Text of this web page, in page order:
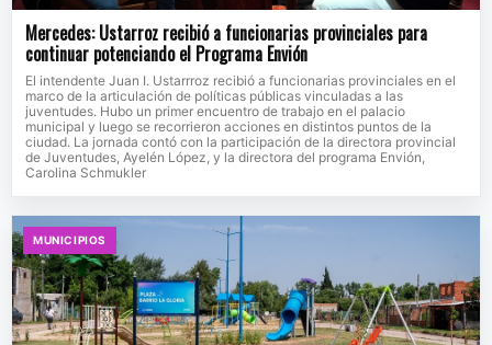
Mercedes: Ustarroz recibió a funcionarias provinciales para
continuar potenciando el Programa Envión
El intendente Juan I. Ustarrroz recibió a funcionarias provinciales en el
marco de la articulación de políticas públicas vinculadas a las
juventudes. Hubo un primer encuentro de trabajo en el palacio
municipal y luego se recorrieron acciones en distintos puntos de la
ciudad. La jornada contó con la participación de la directora provincial
de Juventudes, Ayelén López, y la directora del programa Envión,
Carolina Schmukler
MUNICIPIOS